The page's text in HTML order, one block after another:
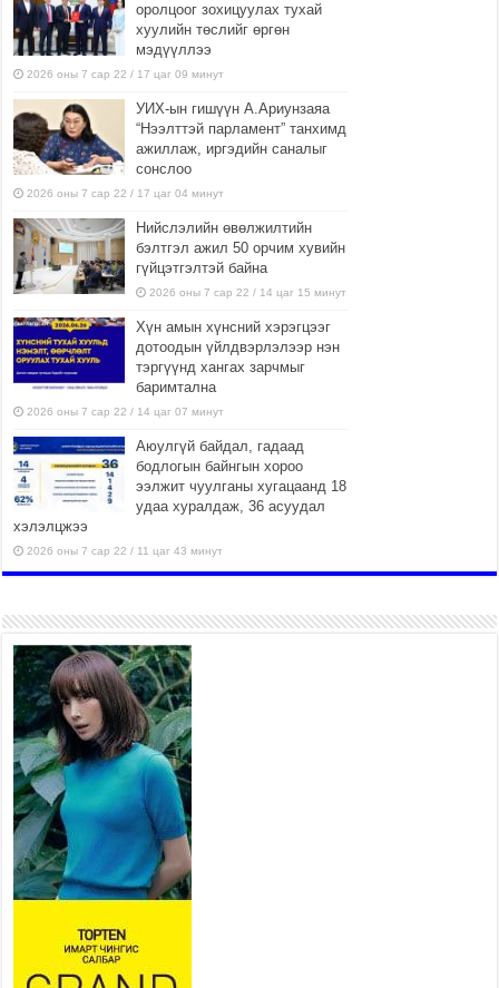
оролцоог зохицуулах тухай
хуулийн төслийг өргөн
мэдүүллээ
2026 оны 7 сар 22 / 17 цаг 09 минут
УИХ-ын гишүүн А.Ариунзаяа
“Нээлттэй парламент” танхимд
ажиллаж, иргэдийн саналыг
сонслоо
2026 оны 7 сар 22 / 17 цаг 04 минут
Нийслэлийн өвөлжилтийн
бэлтгэл ажил 50 орчим хувийн
гүйцэтгэлтэй байна
2026 оны 7 сар 22 / 14 цаг 15 минут
Хүн амын хүнсний хэрэгцээг
дотоодын үйлдвэрлэлээр нэн
тэргүүнд хангах зарчмыг
баримтална
2026 оны 7 сар 22 / 14 цаг 07 минут
Аюулгүй байдал, гадаад
бодлогын байнгын хороо
ээлжит чуулганы хугацаанд 18
удаа хуралдаж, 36 асуудал
хэлэлцжээ
2026 оны 7 сар 22 / 11 цаг 43 минут
боломжтой-Хүүхэд хөгжүүлэх
төв” байгуулах төсөлд төр,
хувийн хэвшлийн түншлэлийн хүрээнд хамтран
ажиллахыг урьж байна
2026 оны 7 сар 22 / 9 цаг 28 минут
Б.Пүрэвдагва: “Урт цагаан”-ыг
залуучууд чөлөөт цагаа
өнгөрүүлдэг, жуулчид зорьж
ирдэг цэг болгоно
2026 оны 7 сар 21 / 16 цаг 47 минут
Тусгай замын автобус /BRT/ төслийн удирдах
хорооны ээлжит хуралдаан боллоо
Ерөнхий сайд Н.Учрал БНХАУ-аас Монгол Улсад
суугаа Элчин сайд Шэнь Миньжюанийг хүлээн
авч уулзав